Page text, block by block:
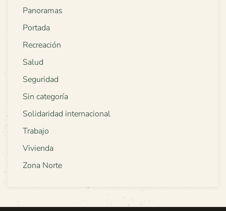
Panoramas
Portada
Recreación
Salud
Seguridad
Sin categoría
Solidaridad internacional
Trabajo
Vivienda
Zona Norte